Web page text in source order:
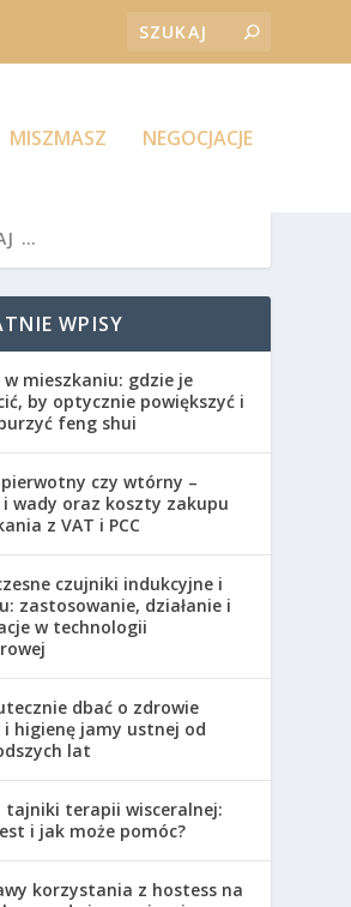
MISZMASZ NEGOCJACJE
WPISY
mieszkaniu: gdzie je
by optycznie powiększyć i
feng shui
pierwotny czy wtórny –
wady oraz koszty zakupu
z VAT i PCC
czujniki indukcyjne i
zastosowanie, działanie i
w technologii
dbać o zdrowie
i higienę jamy ustnej od
lat
tajniki terapii wisceralnej:
i jak może pomóc?
korzystania z hostess na